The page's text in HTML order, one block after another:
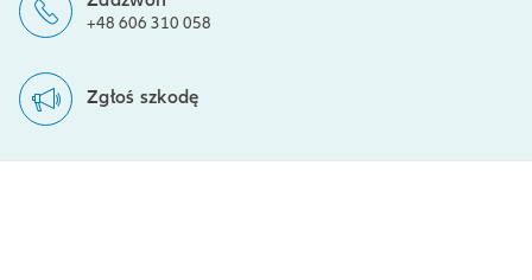
+48 606 310 058
Zgłoś szkodę